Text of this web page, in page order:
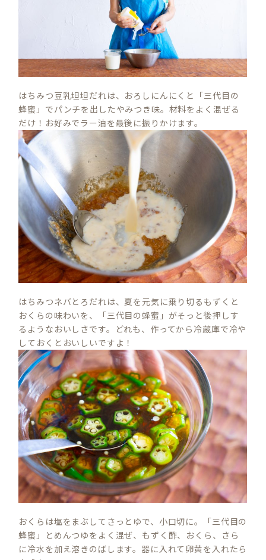
はちみつ豆乳坦坦だれは、おろしにんにくと「三代目の
蜂蜜」でパンチを出したやみつき味。材料をよく混ぜる
だけ！お好みでラー油を最後に振りかけます。
はちみつネバとろだれは、夏を元気に乗り切るもずくと
おくらの味わいを、「三代目の蜂蜜」がそっと後押しす
るようなおいしさです。どれも、作ってから冷蔵庫で冷や
しておくとおいしいですよ！
おくらは塩をまぶしてさっとゆで、小口切に。「三代目の
蜂蜜」とめんつゆをよく混ぜ、もずく酢、おくら、さら
に冷水を加え溶きのばします。器に入れて卵黄を入れたら
S
E
A
R
C
H